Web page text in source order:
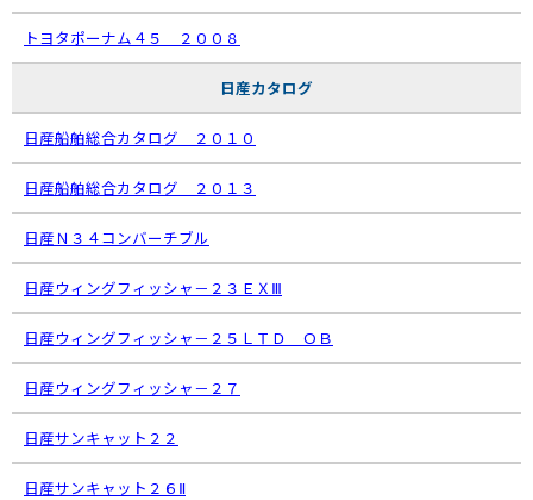
トヨタポーナム４５ ２００８
日産カタログ
日産船舶総合カタログ ２０１０
日産船舶総合カタログ ２０１３
日産Ｎ３４コンバーチブル
日産ウィングフィッシャ－２３ＥＸⅢ
日産ウィングフィッシャ－２５ＬＴＤ ＯＢ
日産ウィングフィッシャ－２７
日産サンキャット２２
日産サンキャット２６Ⅱ